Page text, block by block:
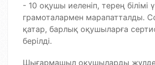
- 10 оқушы иеленіп, терең білімі
грамоталармен марапатталды.
қатар, барлық оқушыларға
берілді.
Шығармашыл оқушыларды